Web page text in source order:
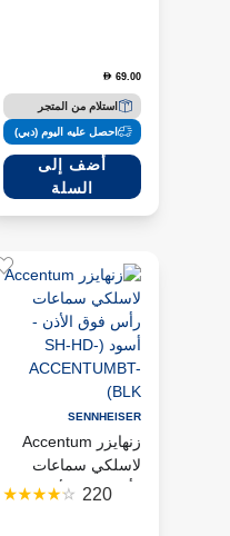
D 69.00
استلام من المتجر
احصل عليه اليوم (دبي)
أضف إلى
السلة
SENNHEISER
زنهايزر Accentum
لاسلكي سماعات
رأس فوق الأذن -
220